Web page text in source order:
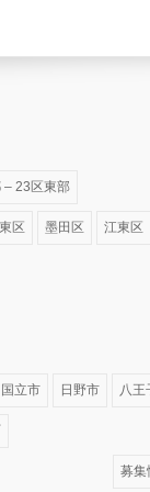
– 23区東部
区 墨田区 江東区
国立市 日野市 八王
募集